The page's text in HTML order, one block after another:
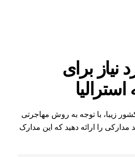
نیاز برای
زیبا، با توجه به روش مهاجرتی
مدارکی را ارائه دهید که این مدارک